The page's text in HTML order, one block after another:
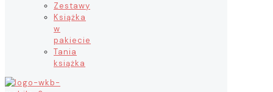
Zestawy
Książka
w
pakiecie
Tania
książka